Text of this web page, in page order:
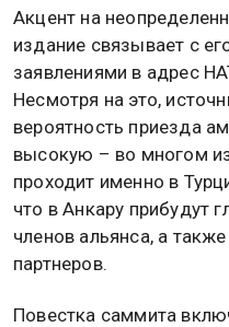
Акцент на
издание связывает с
заявлениями в адрес
Несмотря на это,
вероятность приезда
высокую – во многом
проходит именно в
что в Анкару прибудут
членов альянса, а
партнеров.
Повестка саммита